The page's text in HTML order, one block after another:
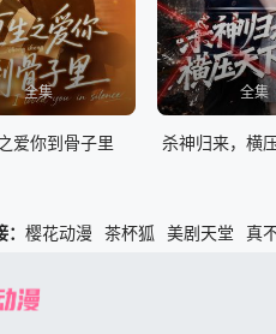
全集
爱你到骨子里
全集
杀神归来，横
樱花动漫 茶杯狐 美剧天堂 真